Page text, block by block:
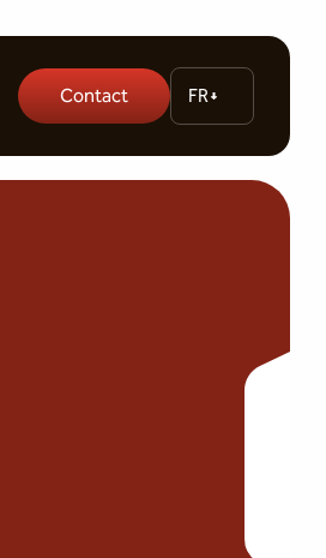
Contact FR